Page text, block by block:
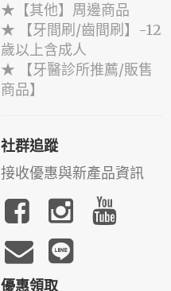
★【其他】周邊商品
★ 【牙間刷/齒間刷】-12
歲以上含成人
★ 【牙醫診所推薦/販售
商品】
社群追蹤
接收優惠與新產品資訊
優惠領取